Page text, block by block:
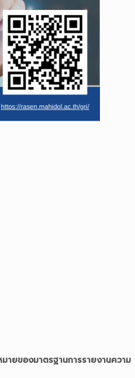
ายของมาตรฐานการรายงานความ